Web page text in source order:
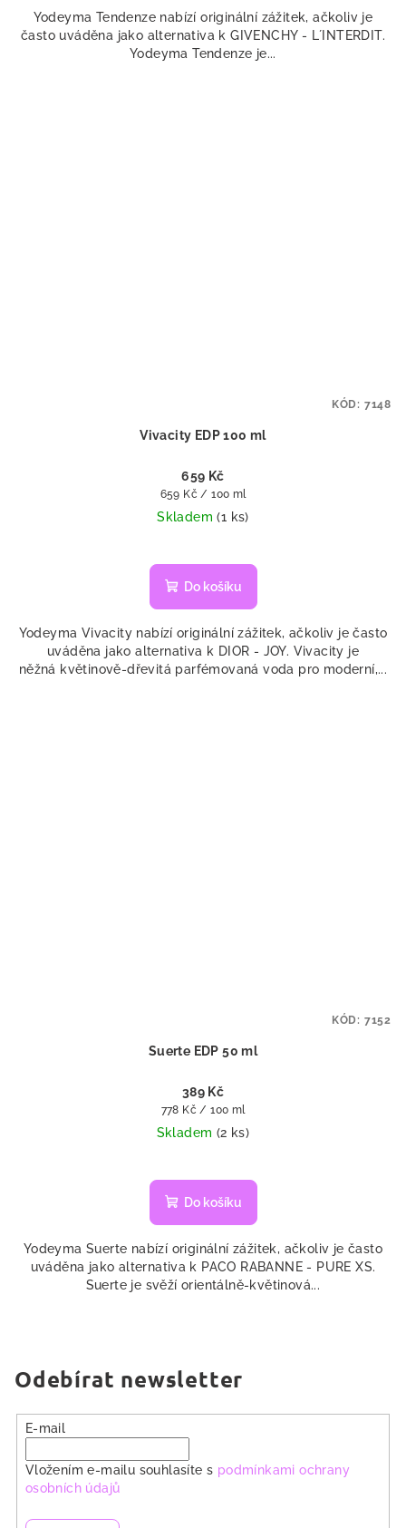
Yodeyma Tendenze nabízí originální zážitek, ačkoliv je
často uváděna jako alternativa k GIVENCHY - L´INTERDIT.
Yodeyma Tendenze je...
Vivacity EDP 100 ml
659 Kč
Měrná
cena:
659 Kč / 100 ml
Skladem(1 ks)
Do košíku
Yodeyma Vivacity nabízí originální zážitek, ačkoliv je často
uváděna jako alternativa k DIOR - JOY. Vivacity je
něžná květinově-dřevitá parfémovaná voda pro moderní,...
KÓD: 7148
Suerte EDP 50 ml
389 Kč
Měrná
cena:
778 Kč / 100 ml
Skladem (2 ks)
Do košíku
Yodeyma Suerte nabízí originální zážitek, ačkoliv je často
uváděna jako alternativa k PACO RABANNE - PURE XS.
Suerte je svěží orientálně-květinová...
KÓD: 7152
Odebírat newsletter
E-mail
Vložením e-mailu souhlasíte s podmínkami ochrany
osobních údajů